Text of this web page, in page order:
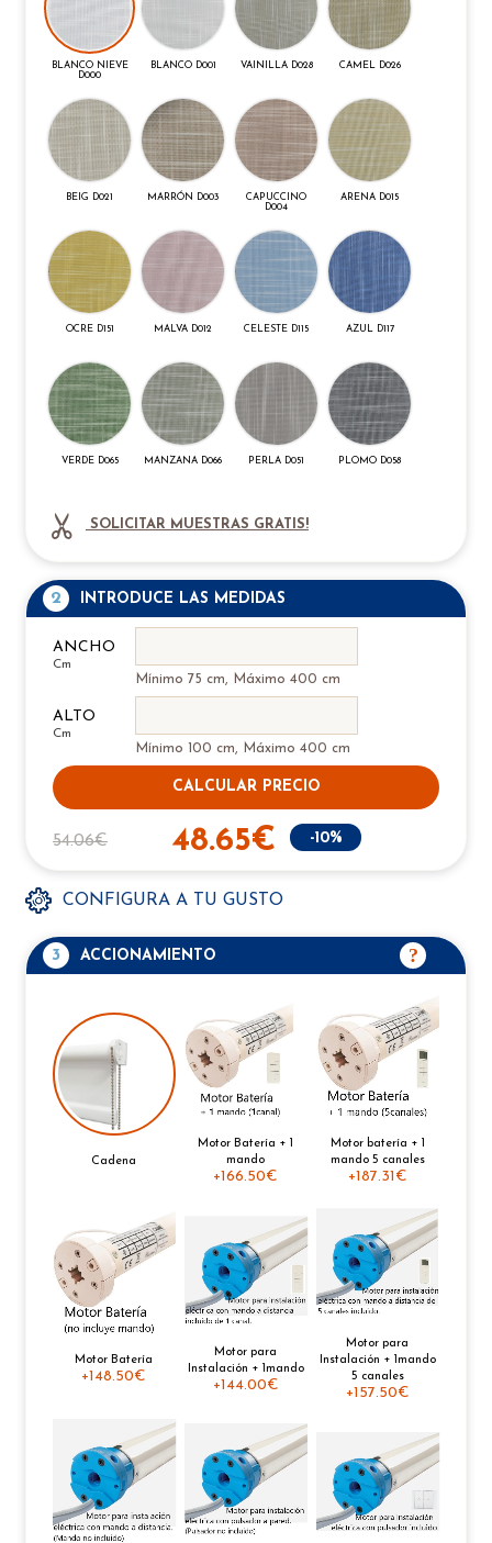
BLANCO NIEVE
D000
BLANCO D001 VAINILLA D028 CAMEL D026
BEIG D021 MARRÓN D003
CAPUCCINO
D004
ARENA D015
OCRE D151 MALVA D012 CELESTE D115 AZUL D117
VERDE D065 MANZANA D066 PERLA D051 PLOMO D058
SOLICITAR MUESTRAS GRATIS!
2 INTRODUCE LAS MEDIDAS
ANCHO
Cm
Mínimo 75 cm, Máximo 400 cm
ALTO
Cm
Mínimo 100 cm, Máximo 400 cm
CALCULAR PRECIO
54.06€ 48.65€ -10%
CONFIGURA A TU GUSTO
3 ACCIONAMIENTO
Cadena
Motor Batería + 1
mando
+166.50€
Motor batería + 1
mando 5 canales
+187.31€
Motor Batería
+148.50€
Motor para
Instalación + 1mando
+144.00€
Motor para
Instalación + 1mando
5 canales
+157.50€